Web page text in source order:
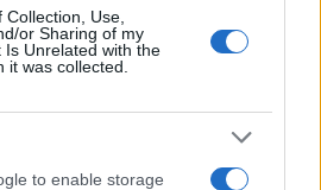
Use,
or Sharing of my
Is Unrelated with the
it was collected.
to enable storage